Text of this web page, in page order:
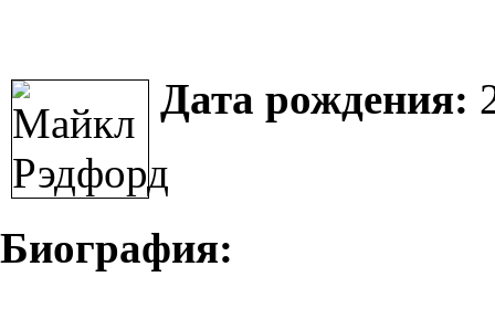
Дата рождения:
Биография: